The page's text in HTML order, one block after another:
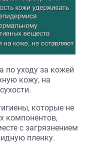
по уходу за кожей
кожу, на
которые не
компонентов,
с загрязнением
пленку.